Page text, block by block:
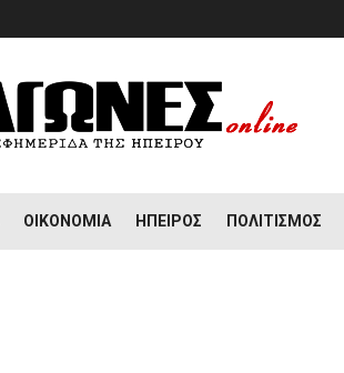
ΟΙΚΟΝΟΜΊΑ ΉΠΕΙΡΟΣ ΠΟΛΙΤΙΣΜΌΣ